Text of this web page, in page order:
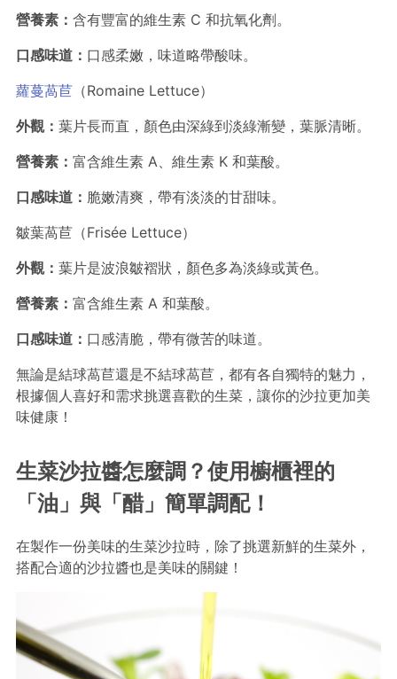
營養素： 含有豐富的維生素 C 和抗氧化劑。
口感味道： 口感柔嫩，味道略帶酸味。
蘿蔓萵苣 （Romaine Lettuce）
外觀： 葉片長而直，顏色由深綠到淡綠漸變，葉脈清晰。
營養素： 富含維生素 A、維生素 K 和葉酸。
口感味道： 脆嫩清爽，帶有淡淡的甘甜味。
皺葉萵苣（Frisée Lettuce）
外觀： 葉片是波浪皺褶狀，顏色多為淡綠或黃色。
營養素： 富含維生素 A 和葉酸。
口感味道： 口感清脆，帶有微苦的味道。
無論是結球萵苣還是不結球萵苣，都有各自獨特的魅力，
根據個人喜好和需求挑選喜歡的生菜，讓你的沙拉更加美
味健康！
生菜沙拉醬怎麼調？使用櫥櫃裡的
「油」與「醋」簡單調配！
在製作一份美味的生菜沙拉時，除了挑選新鮮的生菜外，
搭配合適的沙拉醬也是美味的關鍵！